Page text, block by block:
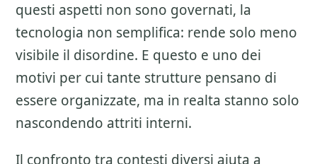
questi aspetti non sono governati, la
tecnologia non semplifica: rende solo meno
visibile il disordine. E questo e uno dei
motivi per cui tante strutture pensano di
essere organizzate, ma in realta stanno solo
nascondendo attriti interni.
Il confronto tra contesti diversi aiuta a